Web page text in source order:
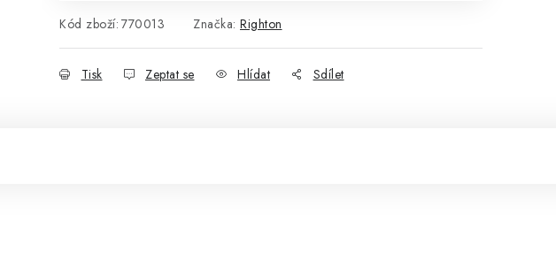
Kód zboží: 770013 Značka: Righton
Tisk Zeptat se Hlídat Sdílet